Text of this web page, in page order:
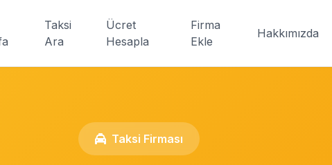
Taksi
Ara
Ücret
Hesapla
Firma
Ekle
Hakkımızda
Taksi Firması